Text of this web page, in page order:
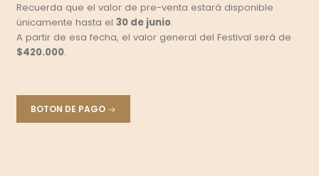
Recuerda que el valor de pre-venta estará disponible
únicamente hasta el 30 de junio.
A partir de esa fecha, el valor general del Festival será de
$420.000.
BOTON DE PAGO